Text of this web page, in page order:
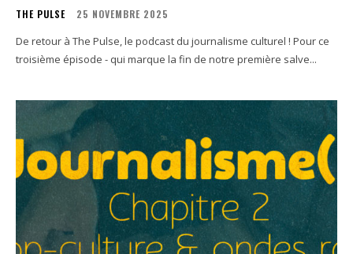
THE PULSE 25 NOVEMBRE 2025
De retour à The Pulse, le podcast du journalisme culturel ! Pour ce
troisième épisode - qui marque la fin de notre première salve...